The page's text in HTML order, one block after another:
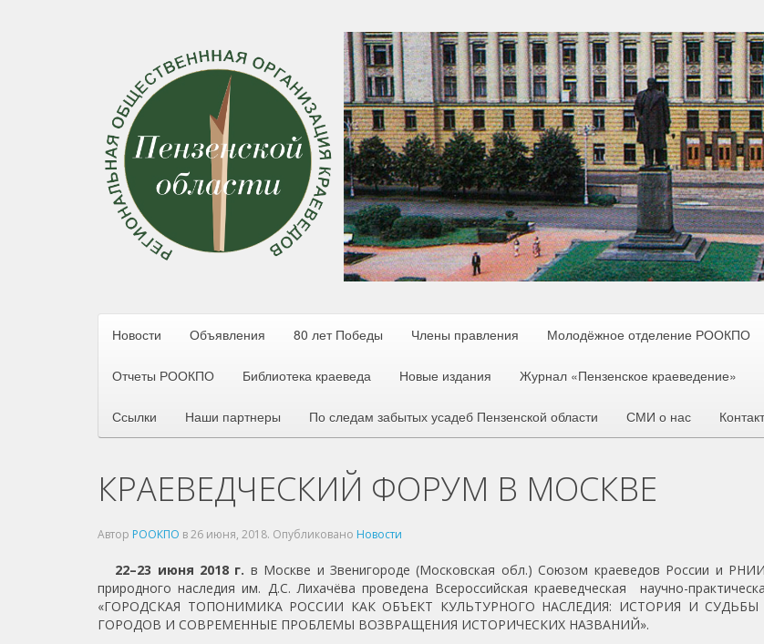
Новости Объявления 80 лет Победы Члены правления Молодёжное отделение РООКПО
Отчеты РООКПО Библиотека краеведа Новые издания Журнал «Пензенское краеведение»
Ссылки Наши партнеры По следам забытых усадеб Пензенской области СМИ о нас
КРАЕВЕДЧЕСКИЙ ФОРУМ В МОСКВЕ
Автор РООКПО в26 июня, 2018. Опубликовано Новости
22–23 июня 2018 г. в Москве и Звенигороде (Московская обл.) Союзом краеведов России и
природного наследия им. Д.С. Лихачёва проведена Всероссийская краеведческая научно-
«ГОРОДСКАЯ ТОПОНИМИКА РОССИИ КАК ОБЪЕКТ КУЛЬТУРНОГО НАСЛЕДИЯ: ИСТОРИЯ И
ГОРОДОВ И СОВРЕМЕННЫЕ ПРОБЛЕМЫ ВОЗВРАЩЕНИЯ ИСТОРИЧЕСКИХ НАЗВАНИЙ».